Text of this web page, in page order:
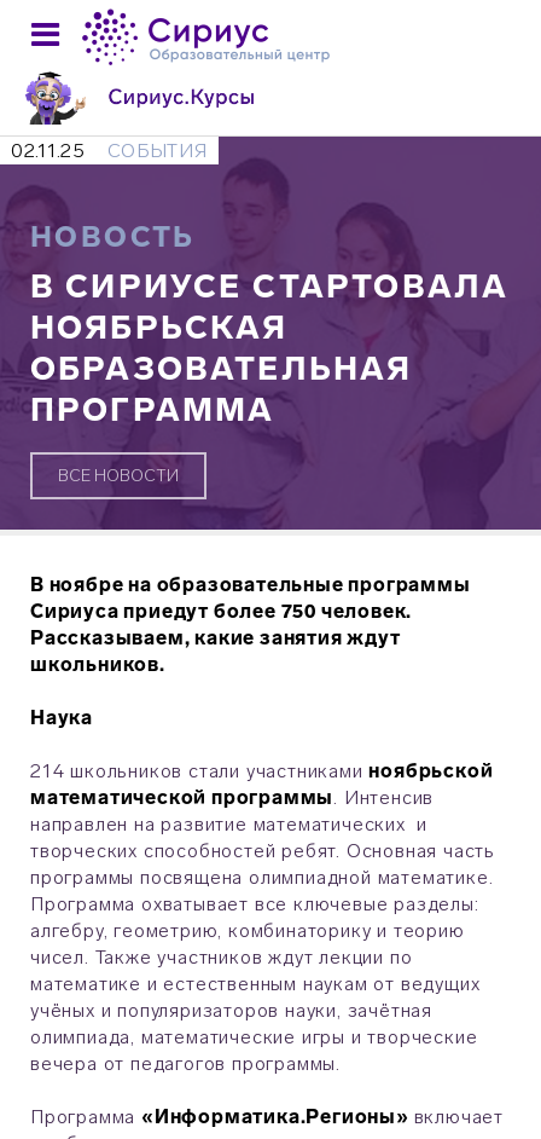
02.11.25 СОБЫТИЯ
НОВОСТЬ
В СИРИУСЕ СТАРТОВАЛА
НОЯБРЬСКАЯ
ОБРАЗОВАТЕЛЬНАЯ
ПРОГРАММА
ВСЕ НОВОСТИ
В ноябре на образовательные программы
Сириуса приедут более 750 человек.
Рассказываем, какие занятия ждут
школьников.
Наука
214 школьников стали участникаминоябрьской
математической программы. Интенсив
направлен на развитие математических и
творческих способностей ребят. Основная часть
программы посвящена олимпиадной математике.
Программа охватывает все ключевые разделы:
алгебру, геометрию, комбинаторику и теорию
чисел. Также участников ждут лекции по
математике и естественным наукам от ведущих
учёных и популяризаторов науки, зачётная
олимпиада, математические игры и творческие
вечера от педагогов программы.
Программа «Информатика.Регионы» включает